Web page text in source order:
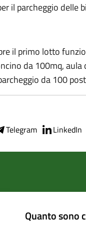
il parcheggio delle
il primo lotto
da 100mq,
da 100
Telegram LinkedIn
Quanto sono